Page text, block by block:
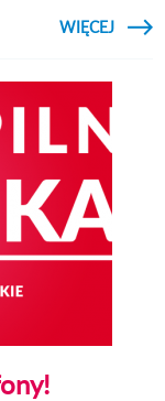
CZYTAJ
WIĘCEJ